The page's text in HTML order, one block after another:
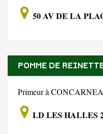
50 AV DE LA
POMME DE
Primeur à
LD LES HALLES